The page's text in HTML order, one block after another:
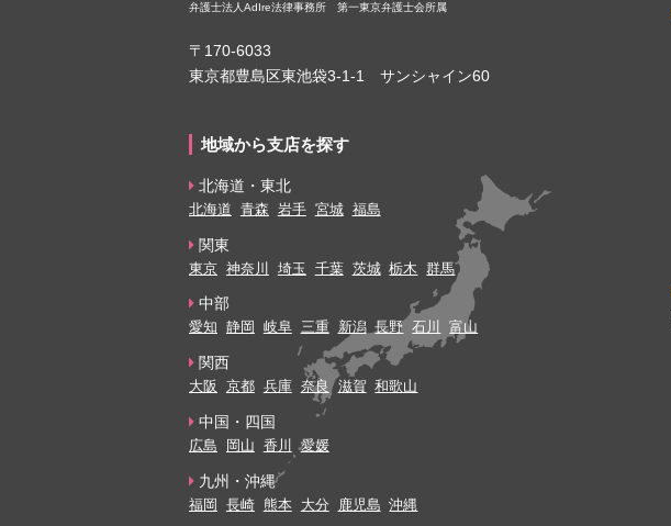
弁護士法人AdIre法律事務所 第一東京弁護士会所属
〒170-6033
東京都豊島区東池袋3-1-1 サンシャイン60
地域から支店を探す
北海道・東北
北海道 青森 岩手 宮城 福島
関東
東京 神奈川 埼玉 千葉 茨城 栃木 群馬
中部
愛知 静岡 岐阜 三重 新潟 長野 石川 富山
関西
大阪 京都 兵庫 奈良 滋賀 和歌山
中国・四国
広島 岡山 香川 愛媛
九州・沖縄
福岡 長崎 熊本 大分 鹿児島 沖縄